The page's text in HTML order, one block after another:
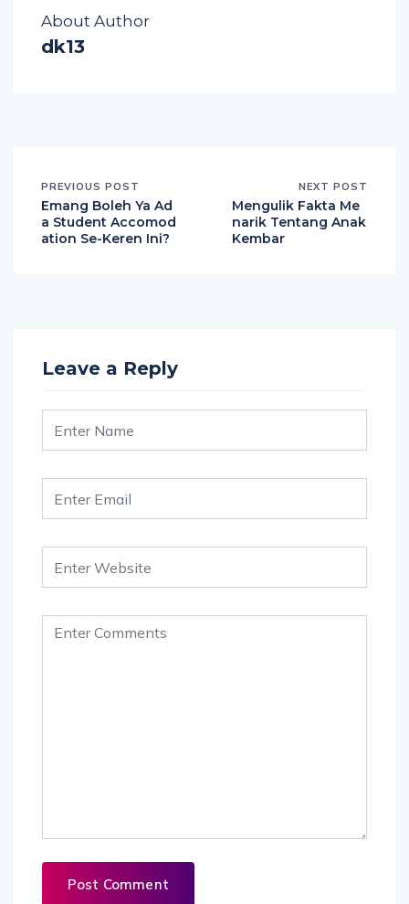
About Author
dk13
PREVIOUS POST
Emang Boleh Ya Ad
a Student Accomod
ation Se-Keren Ini?
NEXT POST
Mengulik Fakta Me
narik Tentang Anak
Kembar
Leave a Reply